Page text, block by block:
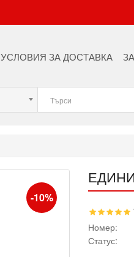
УСЛОВИЯ ЗА ДОСТАВКА
-10%
Номер:
Статус: